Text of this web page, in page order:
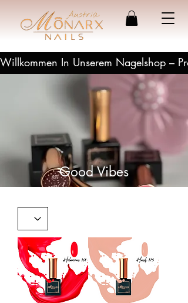
Willkommen In Unserem Nagelshop –
Good Vibes